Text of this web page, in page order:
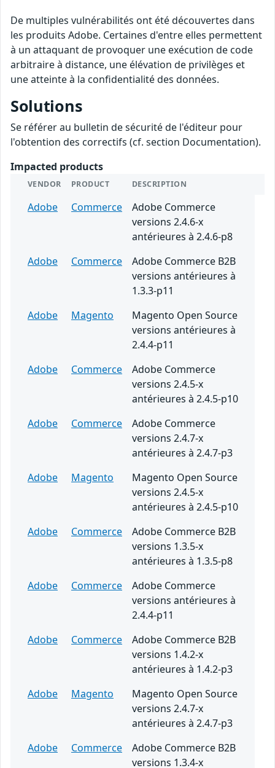
De multiples vulnérabilités ont été découvertes dans
les produits Adobe. Certaines d'entre elles permettent
à un attaquant de provoquer une exécution de code
arbitraire à distance, une élévation de privilèges et
une atteinte à la confidentialité des données.
Solutions
Se référer au bulletin de sécurité de l'éditeur pour
l'obtention des correctifs (cf. section Documentation).
Impacted products
VENDOR PRODUCT DESCRIPTION
Adobe Commerce
Adobe Commerce
versions 2.4.6-x
antérieures à 2.4.6-p8
Adobe
Commerce
Adobe Commerce B2B
versions antérieures à
1.3.3-p11
Adobe
Magento
Magento Open Source
versions antérieures à
2.4.4-p11
Adobe
Commerce
Adobe Commerce
versions 2.4.5-x
antérieures à 2.4.5-p10
Adobe
Commerce
Adobe Commerce
versions 2.4.7-x
antérieures à 2.4.7-p3
Adobe
Magento
Magento Open Source
versions 2.4.5-x
antérieures à 2.4.5-p10
Adobe
Commerce
Adobe Commerce B2B
versions 1.3.5-x
antérieures à 1.3.5-p8
Adobe
Commerce
Adobe Commerce
versions antérieures à
2.4.4-p11
Adobe
Commerce
Adobe Commerce B2B
versions 1.4.2-x
antérieures à 1.4.2-p3
Adobe
Magento
Magento Open Source
versions 2.4.7-x
antérieures à 2.4.7-p3
Adobe
Commerce
Adobe Commerce B2B
versions 1.3.4-x